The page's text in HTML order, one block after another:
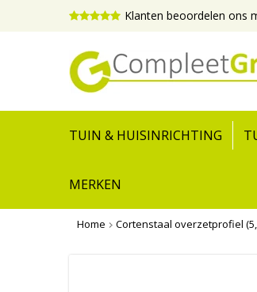
Klanten beoordelen ons
TUIN & HUISINRICHTING
MERKEN
Home Cortenstaal overzetprofiel